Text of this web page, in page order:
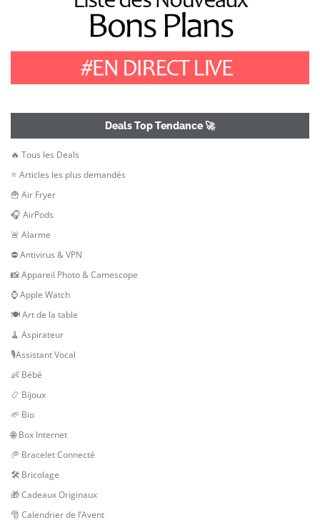
Deals Top Tendance 🚀
🔥 Tous les Deals
⭐ Articles les plus demandés
🍟 Air Fryer
🎧 AirPods
🚨 Alarme
⛔ Antivirus & VPN
📸 Appareil Photo & Camescope
⌚ Apple Watch
🍽 Art de la table
🧹 Aspirateur
🎙Assistant Vocal
👶 Bébé
📿 Bijoux
🌱 Bio
🌐 Box Internet
🥏 Bracelet Connecté
🛠 Bricolage
🎁 Cadeaux Originaux
🎅 Calendrier de l’Avent